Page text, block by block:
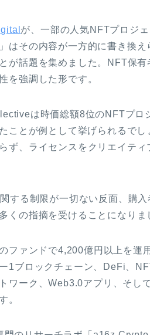
が、一部の人気NFTプロジ
はその内容が一方的に書き換え
が話題を集めました。NFT保
を強調した形です。
は時価総額8位のNFTプロ
ことが例として挙げられるでし
ず、ライセンスをクリエイテ
する制限が一切ない反面、購
くの指摘を受けることになりま
ファンドで4,200億円以上を運
1ブロックチェーン、DeFi、
ワーク、Web3.0アプリ、そし
。